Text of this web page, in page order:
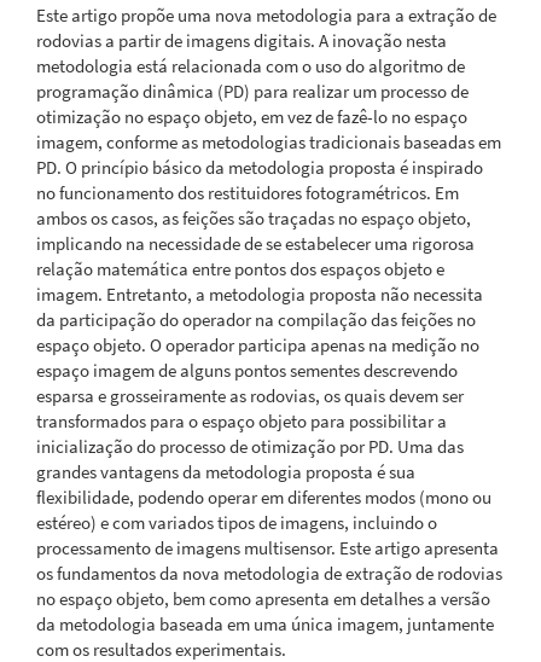
Este artigo propõe uma nova metodologia para a extração de
rodovias a partir de imagens digitais. A inovação nesta
metodologia está relacionada com o uso do algoritmo de
programação dinâmica (PD) para realizar um processo de
otimização no espaço objeto, em vez de fazê-lo no espaço
imagem, conforme as metodologias tradicionais baseadas em
PD. O princípio básico da metodologia proposta é inspirado
no funcionamento dos restituidores fotogramétricos. Em
ambos os casos, as feições são traçadas no espaço objeto,
implicando na necessidade de se estabelecer uma rigorosa
relação matemática entre pontos dos espaços objeto e
imagem. Entretanto, a metodologia proposta não necessita
da participação do operador na compilação das feições no
espaço objeto. O operador participa apenas na medição no
espaço imagem de alguns pontos sementes descrevendo
esparsa e grosseiramente as rodovias, os quais devem ser
transformados para o espaço objeto para possibilitar a
inicialização do processo de otimização por PD. Uma das
grandes vantagens da metodologia proposta é sua
flexibilidade, podendo operar em diferentes modos (mono ou
estéreo) e com variados tipos de imagens, incluindo o
processamento de imagens multisensor. Este artigo apresenta
os fundamentos da nova metodologia de extração de rodovias
no espaço objeto, bem como apresenta em detalhes a versão
da metodologia baseada em uma única imagem, juntamente
com os resultados experimentais.